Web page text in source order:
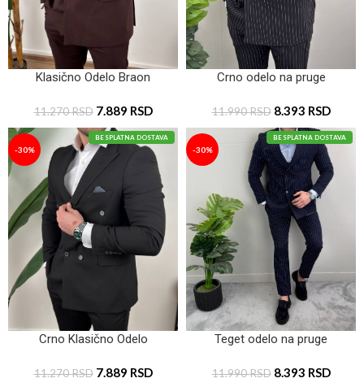
Klasično Odelo Braon
11.270RSD 7.889 RSD
Crno odelo na pruge
11.990RSD 8.393 RSD
BESPLATNA DOSTAVA
-30%
Crno Klasično Odelo
11.270RSD 7.889 RSD
BESPLATNA DOSTAVA
-30%
Teget odelo na pruge
11.990RSD 8.393 RSD